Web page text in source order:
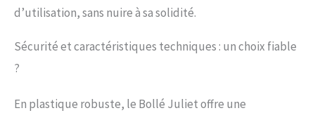
d’utilisation, sans nuire à sa solidité.
Sécurité et caractéristiques techniques : un choix fiable
?
En plastique robuste, le Bollé Juliet offre une